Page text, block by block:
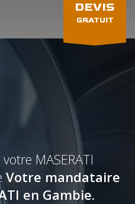
DEVIS
GRATUIT
MASERATI
Votre mandataire
en Gambie.